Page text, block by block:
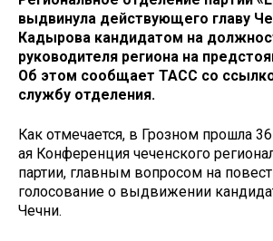
выдвинула действующего главу
Кадырова кандидатом на
руководителя региона на
Об этом сообщает ТАСС со
службу отделения.
Как отмечается, в Грозном прошла
ая Конференция чеченского
партии, главным вопросом на
голосование о выдвижении
Чечни.